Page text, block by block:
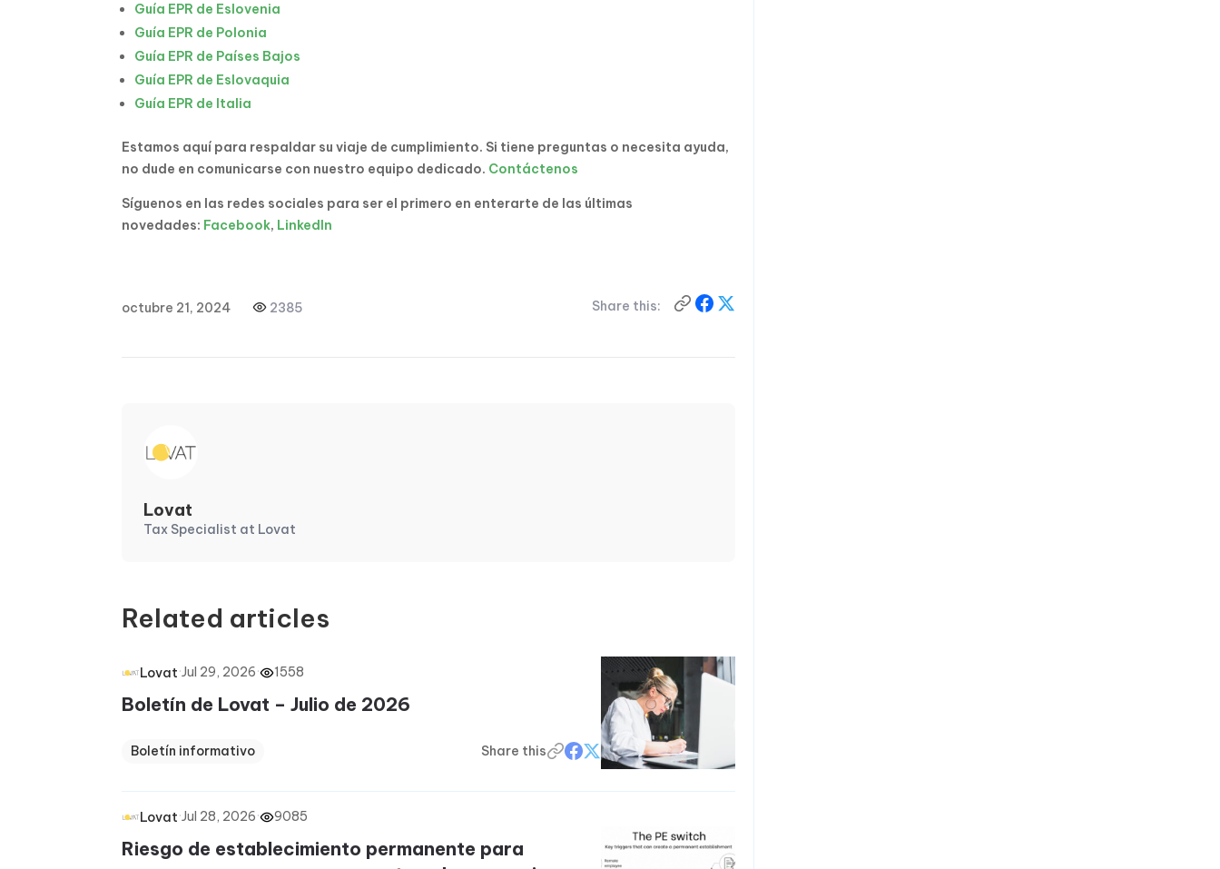
Guía EPR de Eslovenia
Guía EPR de Polonia
Guía EPR de Países Bajos
Guía EPR de Eslovaquia
Guía EPR de Italia
Estamos aquí para respaldar su viaje de cumplimiento. Si tiene preguntas o necesita ayuda,
no dude en comunicarse con nuestro equipo dedicado. Contáctenos
Síguenos en las redes sociales para ser el primero en enterarte de las últimas
novedades: Facebook, LinkedIn
octubre 21, 2024 2385 Share this:
Lovat
Tax Specialist at Lovat
Related articles
Lovat·Jul 29, 2026· 1558
Boletín de Lovat – Julio de 2026
Boletín informativo Share this
Lovat·Jul 28, 2026· 9085
Riesgo de establecimiento permanente para